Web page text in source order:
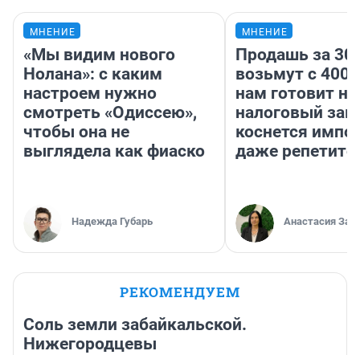
МНЕНИЕ
«Мы видим нового
Нолана»: с каким
настроем нужно
смотреть «Одиссею»,
чтобы она не
выглядела как фиаско
Надежда Губарь
МНЕНИЕ
Продашь за
возьмут с
нам готовит
налоговый
коснется
даже
Анастасия
РЕКОМЕНДУЕМ
Соль земли забайкальской.
Нижегородцевы